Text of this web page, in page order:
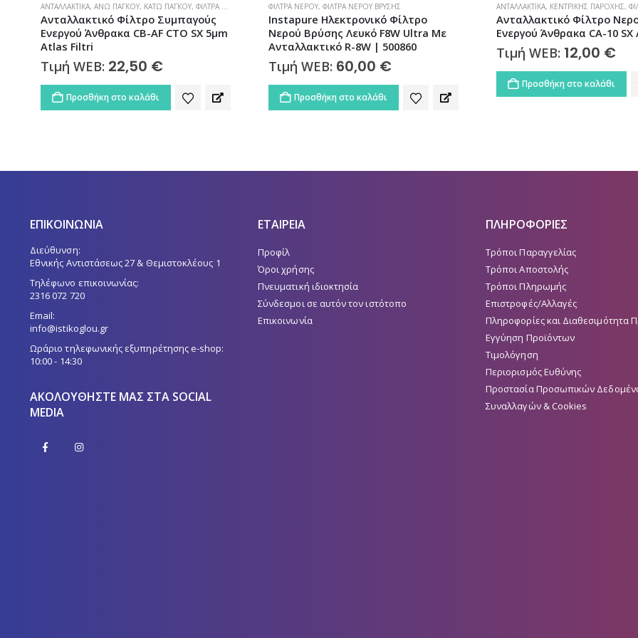
ΦΊΛΤΡΑ ΝΕΡΟΎ,ΦΊΛΤΡΑ ΝΕΡΟΎ ΒΡΎΣΗΣ
Instapure Ηλεκτρονικό Φίλτρο
Νερού Βρύσης Λευκό F8W Ultra Με
Ανταλλακτικό R-8W | 500860
Τιμή WEB: 60,00 €
Προσθήκη στο καλάθι
ΑΝΤΑΛΛΑΚΤΙΚΆ, ΚΕΝΤΡΙΚΉΣ ΠΑΡΟΧΉΣ,
Ανταλλακτικό Φίλτρο Νερού
Ενεργού Άνθρακα CA-10 SX Atlas Filtri
Τιμή WEB:12,00 €
Προσθήκη στο καλάθι
ΑΝΤΑΛΛΑΚΤΙΚΆ, ΆΝΩ ΠΆΓΚΟΥ,ΚΆΤΩ
Ανταλλακτικό Φίλτρο
Ενεργού Άνθρακα CTO SX
MATRIKX Atlas Filtri
Τιμή WEB: 10,20€
Προσθήκη στο καλάθι
ΕΠΙΚΟΙΝΩΝΙΑ
Διεύθυνση:
Εθνικής Αντιστάσεως 27 & Θεμιστοκλέους 1
Τηλέφωνο επικοινωνίας:
2316 072 720
Email:
info@istikoglou.gr
Ωράριο τηλεφωνικής εξυπηρέτησης e-shop:
10:00 - 14:30
ΑΚΟΛΟΥΘΉΣΤΕ ΜΑΣ ΣΤΑ SOCIAL
MEDIA
ΕΤΑΙΡΕΙΑ
Προφίλ
Όροι χρήσης
Πνευματική ιδιοκτησία
Σύνδεσμοι σε αυτόν τον ιστότοπο
Επικοινωνία
ΠΛΗΡΟΦΟΡΙΕΣ
Τρόποι Παραγγελίας
Τρόποι Αποστολής
Τρόποι Πληρωμής
Επιστροφές/Αλλαγές
Πληροφορίες και Διαθεσιμότητα
Εγγύηση Προϊόντων
Τιμολόγηση
Περιορισμός Ευθύνης
Προστασία Προσωπικών
Συναλλαγών & Cookies